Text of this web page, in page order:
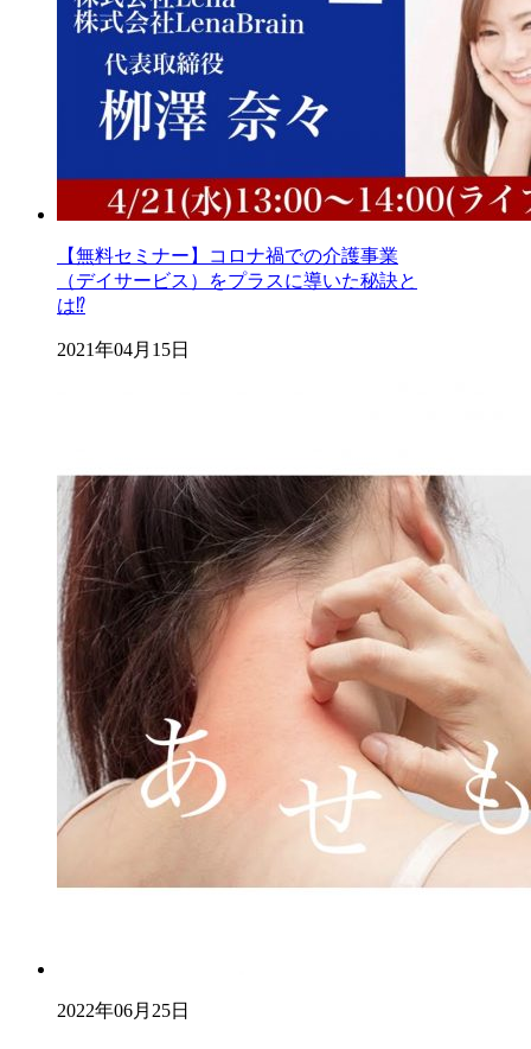
【無料セミナー】コロナ禍での介護事業
（デイサービス）をプラスに導いた秘訣と
は⁉️
2021年04月15日
2022年06月25日